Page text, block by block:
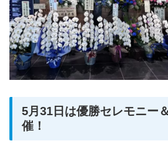
5月31日は優勝セレモニー
催！